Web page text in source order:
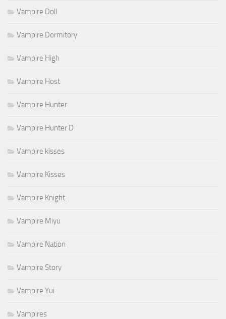
Vampire Doll
Vampire Dormitory
Vampire High
Vampire Host
Vampire Hunter
Vampire Hunter D
Vampire kisses
Vampire Kisses
Vampire Knight
Vampire Miyu
Vampire Nation
Vampire Story
Vampire Yui
Vampires